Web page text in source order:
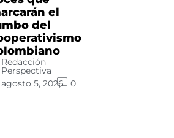
el
del
Redacción
Perspectiva
agosto 5, 2026
0